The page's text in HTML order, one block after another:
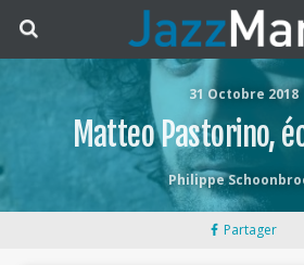
31 Octobre 2018
Matteo Pastorino,
Philippe
Partager